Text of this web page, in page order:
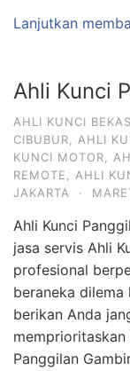
Lanjutkan
Ahli Kunci
AHLI KUNCI
CIBUBUR
AHLI
KUNCI MOTOR
REMOTE
AHLI
JAKARTA
·
Ahli Kunci
jasa servis Ahli
profesional
beraneka dilema
berikan Anda
memprioritaskan
Panggilan